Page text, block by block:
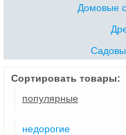
Домовые
Сортировать товары:
популярные
недорогие